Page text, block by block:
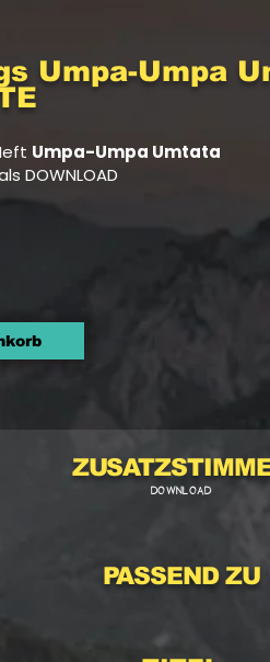
Umpa-Umpa
Umpa-Umpa Umtata
DOWNLOAD
DOWNLOAD
PASSEND ZU